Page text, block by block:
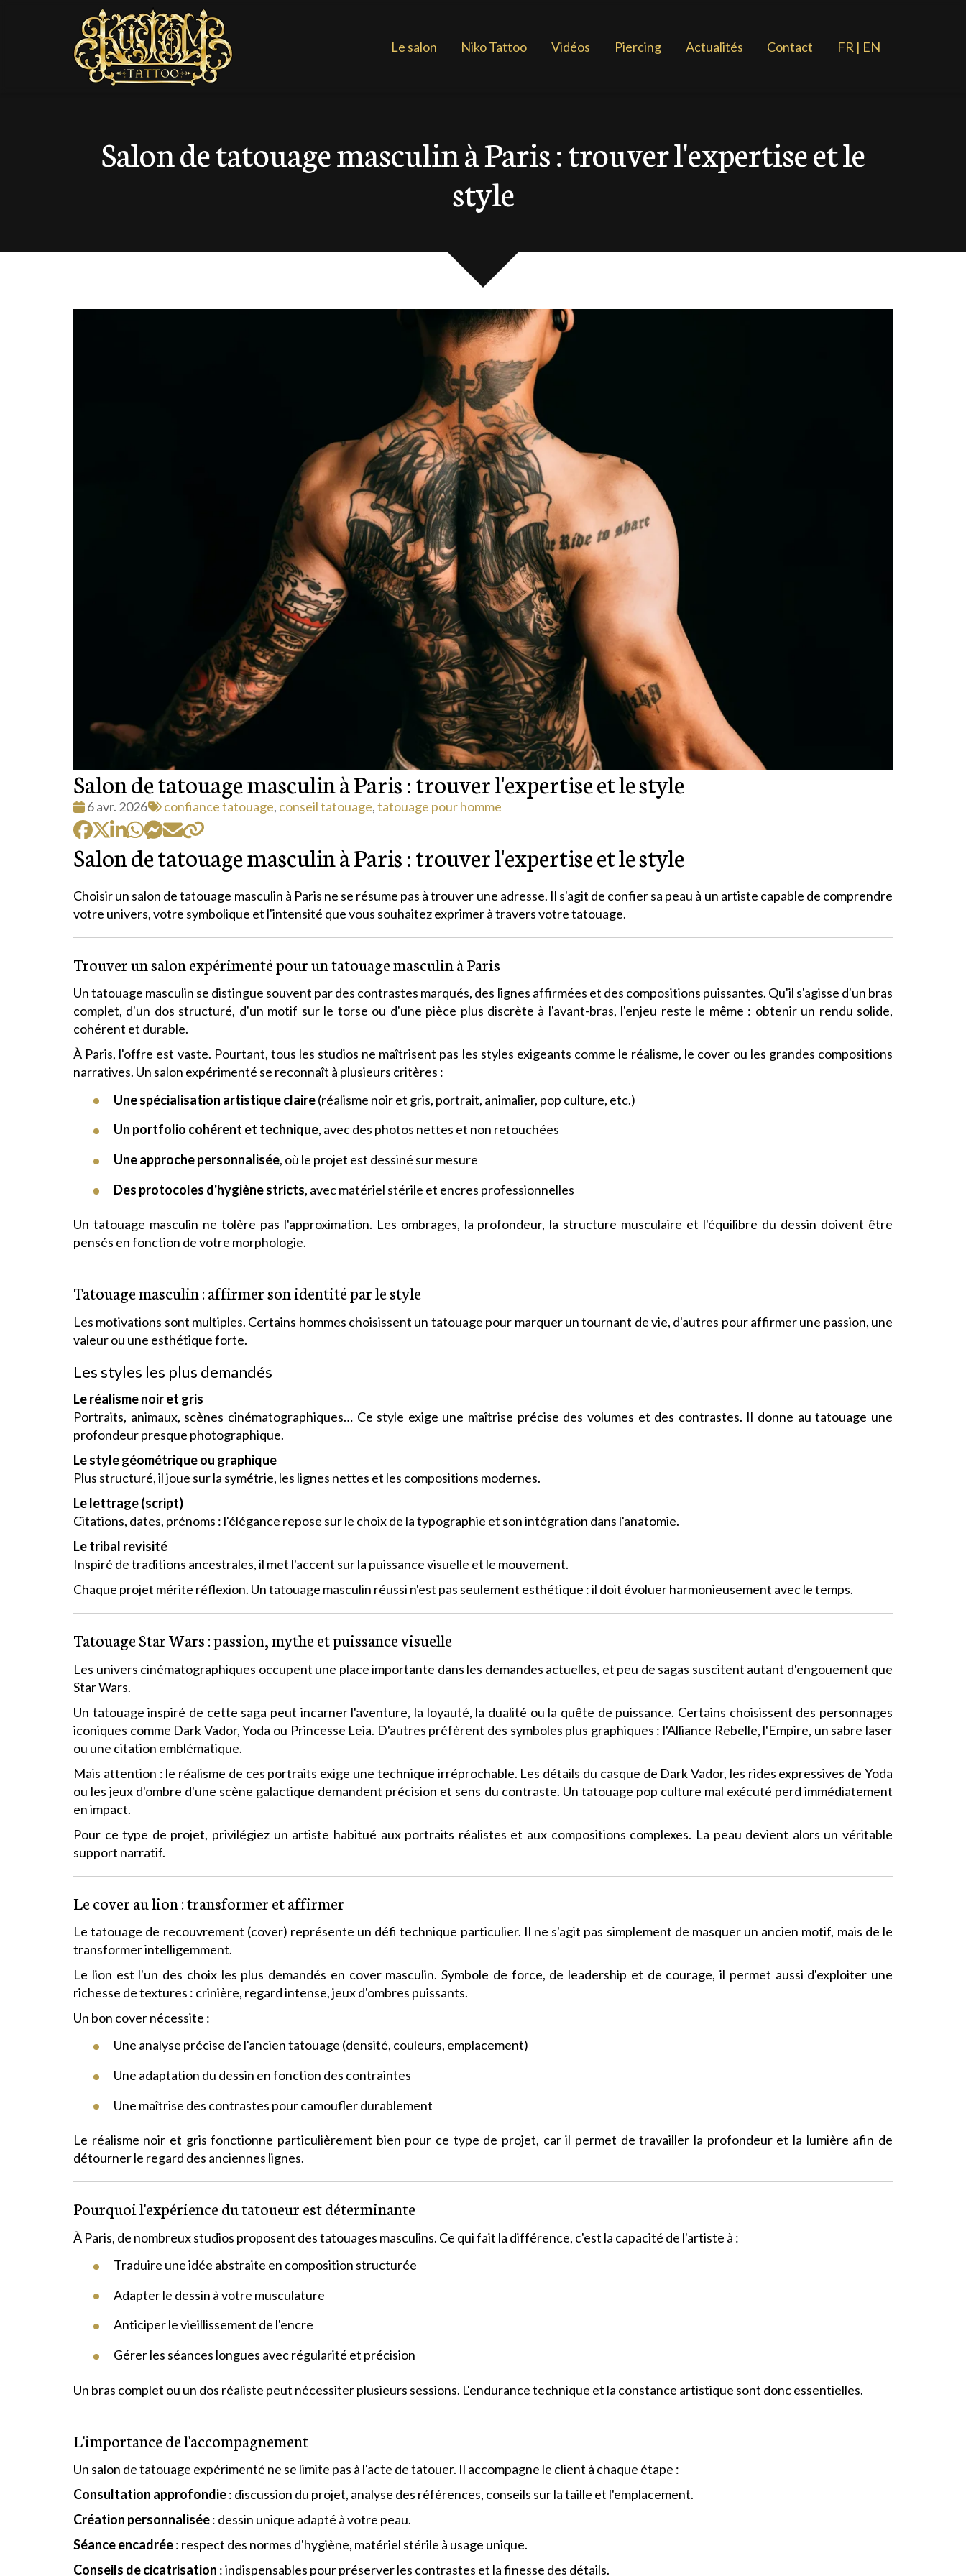
Le salon Niko Tattoo Vidéos Piercing Actualités Contact FR | EN
Salon de tatouage masculin à Paris : trouver l'expertise et le
style
Salon de tatouage masculin à Paris : trouver l'expertise et le style
Date
:
6 avr. 2026
Tags
:
confiance tatouage, conseil tatouage,tatouage pour homme
Salon de tatouage masculin à Paris : trouver l'expertise et le style
Choisir un salon de tatouage masculin à Paris ne se résume pas à trouver une adresse. Il s'agit de confier sa peau à un artiste capable de comprendre
votre univers, votre symbolique et l'intensité que vous souhaitez exprimer à travers votre tatouage.
Trouver un salon expérimenté pour un tatouage masculin à Paris
Un tatouage masculin se distingue souvent par des contrastes marqués, des lignes affirmées et des compositions puissantes. Qu'il s'agisse d'un bras
complet, d'un dos structuré, d'un motif sur le torse ou d'une pièce plus discrète à l'avant-bras, l'enjeu reste le même : obtenir un rendu solide,
cohérent et durable.
À Paris, l'offre est vaste. Pourtant, tous les studios ne maîtrisent pas les styles exigeants comme le réalisme, le cover ou les grandes compositions
narratives. Un salon expérimenté se reconnaît à plusieurs critères :
Une spécialisation artistique claire(réalisme noir et gris, portrait, animalier, pop culture, etc.)
Un portfolio cohérent et technique, avec des photos nettes et non retouchées
Une approche personnalisée, où le projet est dessiné sur mesure
Des protocoles d'hygiène stricts, avec matériel stérile et encres professionnelles
Un tatouage masculin ne tolère pas l'approximation. Les ombrages, la profondeur, la structure musculaire et l'équilibre du dessin doivent être
pensés en fonction de votre morphologie.
Tatouage masculin : affirmer son identité par le style
Les motivations sont multiples. Certains hommes choisissent un tatouage pour marquer un tournant de vie, d'autres pour affirmer une passion, une
valeur ou une esthétique forte.
Les styles les plus demandés
Le réalisme noir et gris
Portraits, animaux, scènes cinématographiques… Ce style exige une maîtrise précise des volumes et des contrastes. Il donne au tatouage une
profondeur presque photographique.
Le style géométrique ou graphique
Plus structuré, il joue sur la symétrie, les lignes nettes et les compositions modernes.
Le lettrage (script)
Citations, dates, prénoms : l'élégance repose sur le choix de la typographie et son intégration dans l'anatomie.
Le tribal revisité
Inspiré de traditions ancestrales, il met l'accent sur la puissance visuelle et le mouvement.
Chaque projet mérite réflexion. Un tatouage masculin réussi n'est pas seulement esthétique : il doit évoluer harmonieusement avec le temps.
Tatouage Star Wars : passion, mythe et puissance visuelle
Les univers cinématographiques occupent une place importante dans les demandes actuelles, et peu de sagas suscitent autant d'engouement que
Star Wars.
Un tatouage inspiré de cette saga peut incarner l'aventure, la loyauté, la dualité ou la quête de puissance. Certains choisissent des personnages
iconiques comme Dark Vador, Yoda ou Princesse Leia. D'autres préfèrent des symboles plus graphiques : l'Alliance Rebelle, l'Empire, un sabre laser
ou une citation emblématique.
Mais attention : le réalisme de ces portraits exige une technique irréprochable. Les détails du casque de Dark Vador, les rides expressives de Yoda
ou les jeux d'ombre d'une scène galactique demandent précision et sens du contraste. Un tatouage pop culture mal exécuté perd immédiatement
en impact.
Pour ce type de projet, privilégiez un artiste habitué aux portraits réalistes et aux compositions complexes. La peau devient alors un véritable
support narratif.
Le cover au lion : transformer et affirmer
Le tatouage de recouvrement (cover) représente un défi technique particulier. Il ne s'agit pas simplement de masquer un ancien motif, mais de le
transformer intelligemment.
Le lion est l'un des choix les plus demandés en cover masculin. Symbole de force, de leadership et de courage, il permet aussi d'exploiter une
richesse de textures : crinière, regard intense, jeux d'ombres puissants.
Un bon cover nécessite :
Une analyse précise de l'ancien tatouage (densité, couleurs, emplacement)
Une adaptation du dessin en fonction des contraintes
Une maîtrise des contrastes pour camoufler durablement
Le réalisme noir et gris fonctionne particulièrement bien pour ce type de projet, car il permet de travailler la profondeur et la lumière afin de
détourner le regard des anciennes lignes.
Pourquoi l'expérience du tatoueur est déterminante
À Paris, de nombreux studios proposent des tatouages masculins. Ce qui fait la différence, c'est la capacité de l'artiste à :
Traduire une idée abstraite en composition structurée
Adapter le dessin à votre musculature
Anticiper le vieillissement de l'encre
Gérer les séances longues avec régularité et précision
Un bras complet ou un dos réaliste peut nécessiter plusieurs sessions. L'endurance technique et la constance artistique sont donc essentielles.
L'importance de l'accompagnement
Un salon de tatouage expérimenté ne se limite pas à l'acte de tatouer. Il accompagne le client à chaque étape :
Consultation approfondie: discussion du projet, analyse des références, conseils sur la taille et l'emplacement.
Création personnalisée: dessin unique adapté à votre peau.
Séance encadrée: respect des normes d'hygiène, matériel stérile à usage unique.
Conseils de cicatrisation : indispensables pour préserver les contrastes et la finesse des détails.